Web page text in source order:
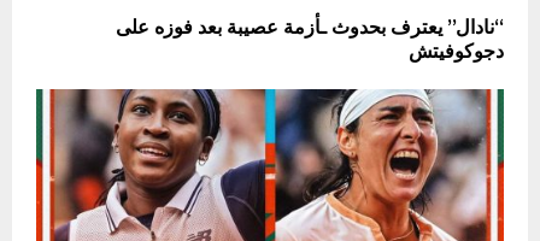
“نادال” يعترف بحدوث ـأزمة عصيبة بعد فوزه على
دجوكوفيتش